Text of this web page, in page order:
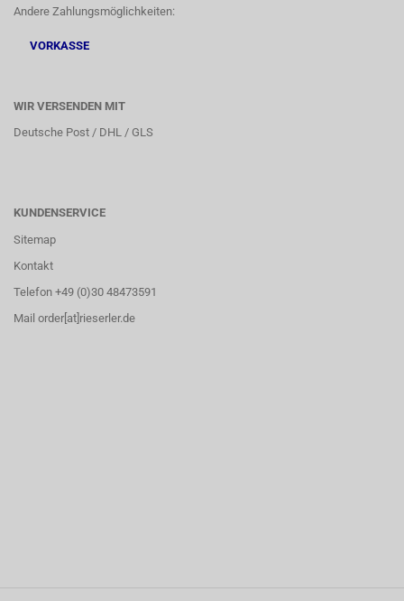
Andere Zahlungsmöglichkeiten:
VORKASSE
WIR VERSENDEN MIT
Deutsche Post / DHL / GLS
KUNDENSERVICE
Sitemap
Kontakt
Telefon +49 (0)30 48473591
Mail order[at]rieserler.de